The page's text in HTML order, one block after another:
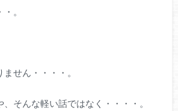
。
せん・・・・。
そんな軽い話ではなく・・・・。